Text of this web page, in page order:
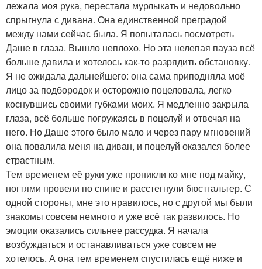
лежала моя рука, перестала мурлыкать и недовольно
спрыгнула с дивана. Она единственной преградой
между нами сейчас была. Я попыталась посмотреть
Даше в глаза. Вышло неплохо. Но эта нелепая пауза всё
больше давила и хотелось как-то разрядить обстановку.
Я не ожидала дальнейшего: она сама приподняла моё
лицо за подбородок и осторожно поцеловала, легко
коснувшись своими губками моих. Я медленно закрыла
глаза, всё больше погружаясь в поцелуй и отвечая на
него. Но Даше этого было мало и через пару мгновений
она повалила меня на диван, и поцелуй оказался более
страстным.
Тем временем её руки уже проникли ко мне под майку,
ногтями провели по спине и расстегнули бюстгальтер. С
одной стороны, мне это нравилось, но с другой мы были
знакомы совсем немного и уже всё так развилось. Но
эмоции оказались сильнее рассудка. Я начала
возбуждаться и останавливаться уже совсем не
хотелось. А она тем временем спустилась ещё ниже и